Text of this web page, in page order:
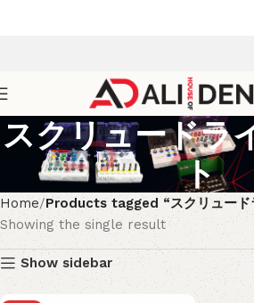
スクリュードラ
ト
Home Products tagged “スクリュード
Showing the single result
Show sidebar